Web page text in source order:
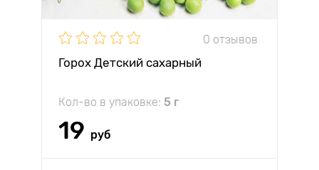
0 отзывов
Горох Детский сахарный
Кол-во в упаковке: 5 г
19 руб